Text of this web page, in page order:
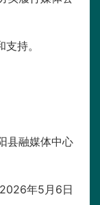
持。
县融媒体中心
2026年5月6日